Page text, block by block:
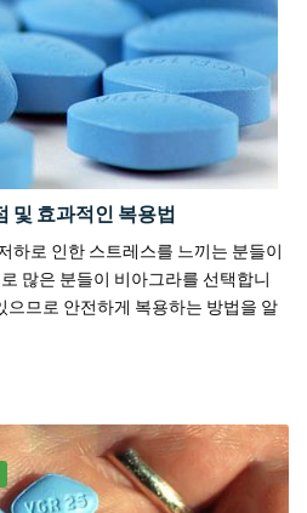
및 효과적인 복용법
하로 인한 스트레스를 느끼는 분들이
많은 분들이 비아그라를 선택합니
으므로 안전하게 복용하는 방법을 알